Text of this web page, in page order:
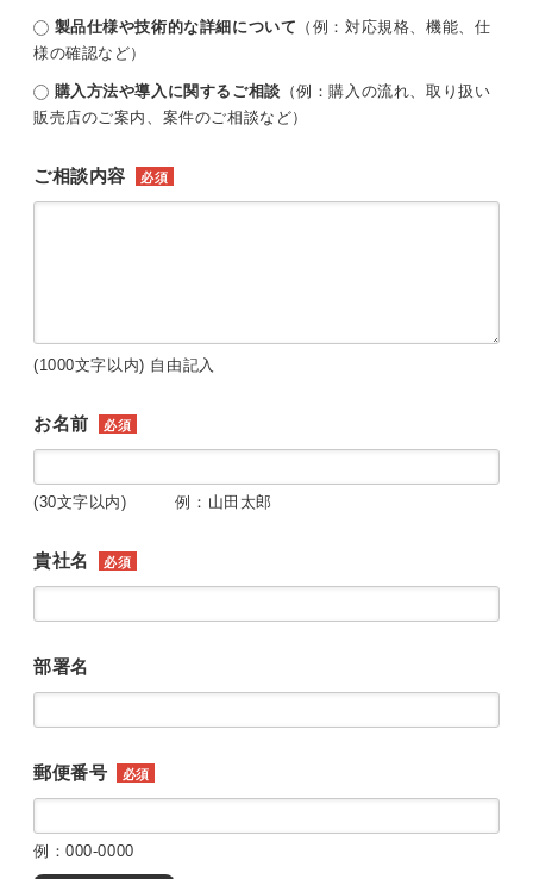
製品仕様や技術的な詳細について （例：対応規格、機能、仕
様の確認など）
購入方法や導入に関するご相談 （例：購入の流れ、取り扱い
販売店のご案内、案件のご相談など）
ご相談内容 必須
(1000文字以内) 自由記入
お名前 必須
(30文字以内) 例：山田太郎
貴社名 必須
部署名
郵便番号 必須
例：000-0000